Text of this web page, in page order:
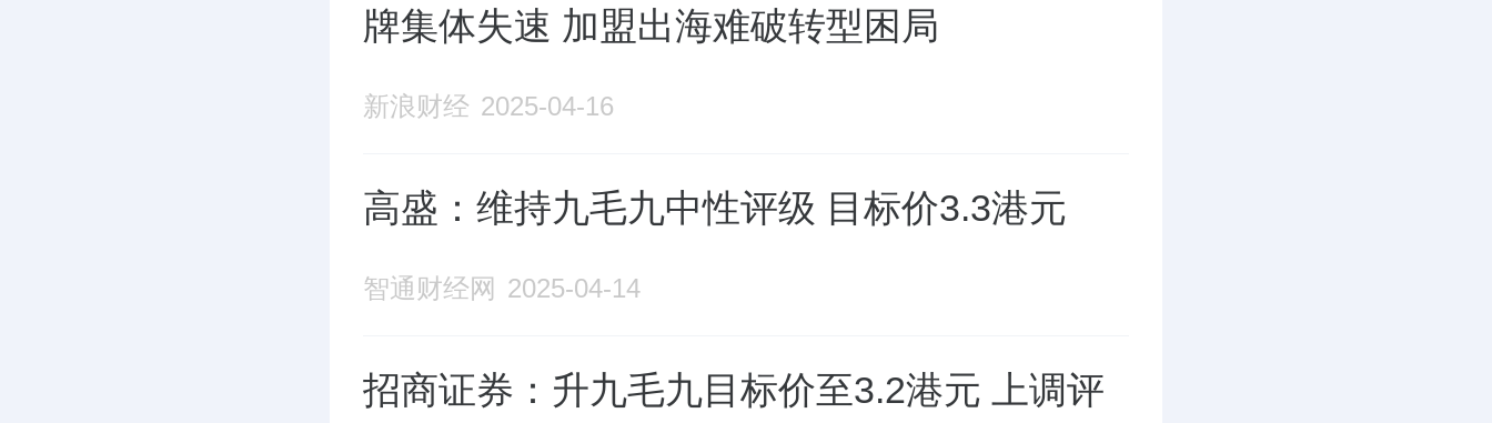
牌集体失速 加盟出海难破转型困局
新浪财经 2025-04-16
高盛：维持九毛九中性评级 目标价3.3港元
智通财经网 2025-04-14
招商证券：升九毛九目标价至3.2港元 上调评